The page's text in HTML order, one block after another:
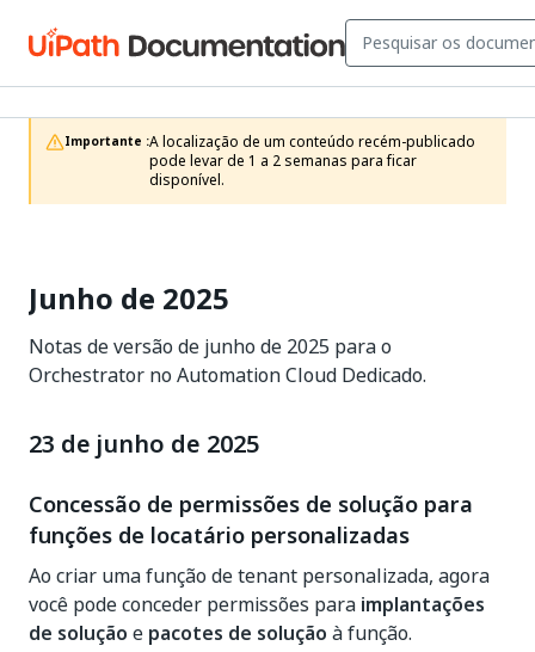
Importante :A localização de um conteúdo recém-publicado
pode levar de 1 a 2 semanas para ficar
disponível.
Junho de 2025
Notas de versão de junho de 2025 para o
Orchestrator no Automation Cloud Dedicado.
23 de junho de 2025
Concessão de permissões de solução para
funções de locatário personalizadas
Ao criar uma função de tenant personalizada, agora
você pode conceder permissões para implantações
de solução e pacotes de solução à função.